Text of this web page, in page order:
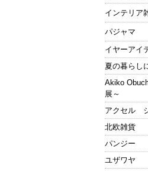
インテリア
パジャマ
イヤーアイ
夏の暮らし
Akiko
展～
アクセル
北欧雑貨
パンジー
ユザワヤ